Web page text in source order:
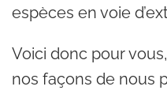
espèces en voie
Voici donc pour
nos façons de nous